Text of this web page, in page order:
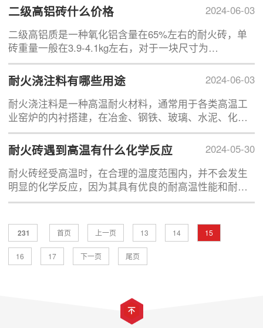
2024-06-03
二级高铝砖什么价格
二级高铝质是一种氧化铝含量在65%左右的耐火砖，单
砖重量一般在3.9-4.1kg左右，对于一块尺寸为
230*114*65mm的二级高铝砖标砖，其价格一般在10-15
元每块。
2024-06-03
耐火浇注料有哪些用途
耐火浇注料是一种高温耐火材料，通常用于各类高温工
业窑炉的内衬搭建，在冶金、钢铁、玻璃、水泥、化工
等行业的窑炉生产中有着广泛的应用，那么在这些行业
中，耐火浇注料一般都有哪些用途呢?
2024-05-30
耐火砖遇到高温有什么化学反应
耐火砖经受高温时，在合理的温度范围内，并不会发生
明显的化学反应，因为其具有优良的耐高温性能和耐化
学腐蚀性能。但是当温度持续升高，耐火砖会发生热膨
变化。
231 首页 上一页 13 14 15
16 17 下一页 尾页